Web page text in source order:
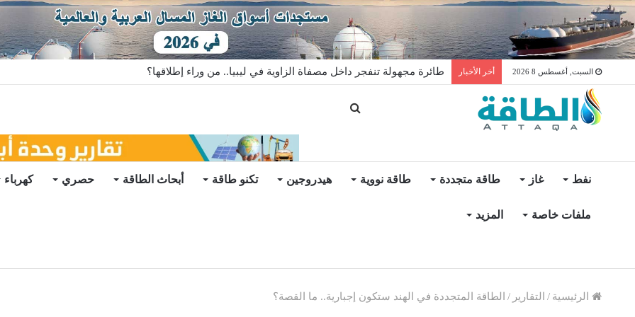
السبت, أغسطس 8 2026 أخر الأخبار واردات الجزائر من الألواح الشمسية الصينية تهبط 46%
نفط غاز طاقة متجددة طاقة نووية هيدروجين تكنو طاقة أبحاث الطاقة حصري كهرباء
ملفات خاصة المزيد
الرئيسية / التقارير / الطاقة المتجددة في الهند ستكون إجبارية.. ما القصة؟